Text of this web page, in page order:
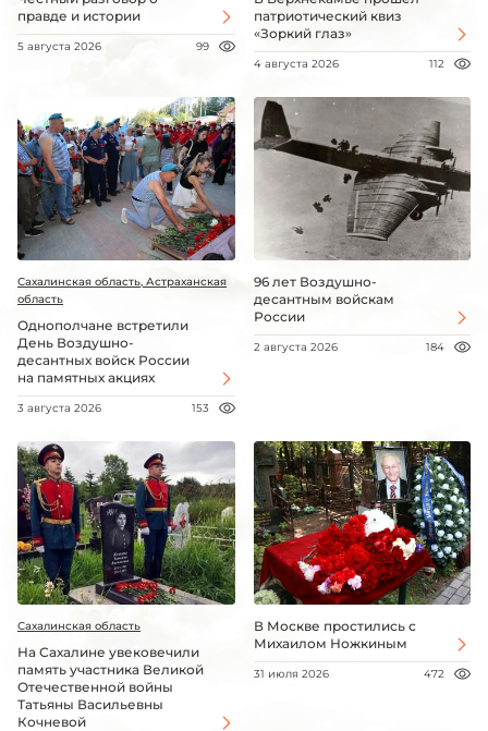
правде и истории
5 августа 2026 99
патриотический квиз
«Зоркий глаз»
4 августа 2026 112
Сахалинская область, Астраханская
область
Однополчане встретили
День Воздушно-
десантных войск России
на памятных акциях
3 августа 2026 153
96 лет Воздушно-
десантным войскам
России
2 августа 2026 184
Сахалинская область
На Сахалине увековечили
память участника Великой
Отечественной войны
Татьяны Васильевны
Кочневой
В Москве простились с
Михаилом Ножкиным
31 июля 2026 472